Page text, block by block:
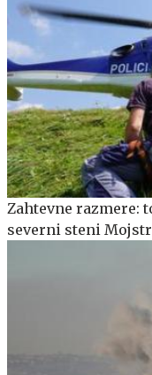
Zahtevne razmere:
severni steni